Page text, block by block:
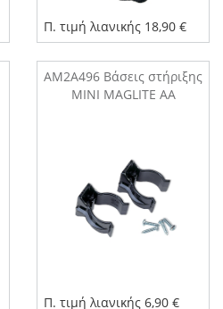
Π. τιμή λιανικής 18,90 €
AM2A496 Βάσεις στήριξης
MINI MAGLITE AA
Π. τιμή λιανικής 6,90 €